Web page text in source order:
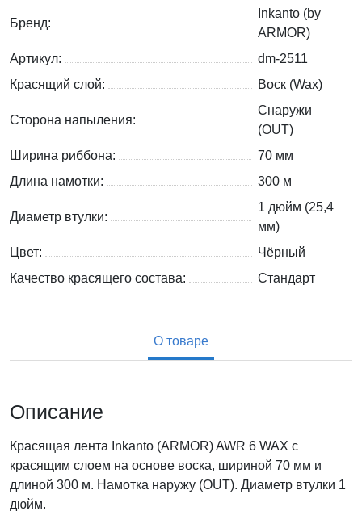
Бренд:
Inkanto (by
ARMOR)
Артикул:
dm-2511
Красящий слой:
Воск (Wax)
Сторона напыления:
Снаружи
(OUT)
Ширина риббона:
70 мм
Длина намотки:
300 м
Диаметр втулки:
1 дюйм (25,4
мм)
Цвет:
Чёрный
Качество красящего состава:
Стандарт
О товаре
Описание
Красящая лента Inkanto (ARMOR) AWR 6 WAX с
красящим слоем на основе воска, шириной 70 мм и
длиной 300 м. Намотка наружу (OUT). Диаметр втулки 1
дюйм.